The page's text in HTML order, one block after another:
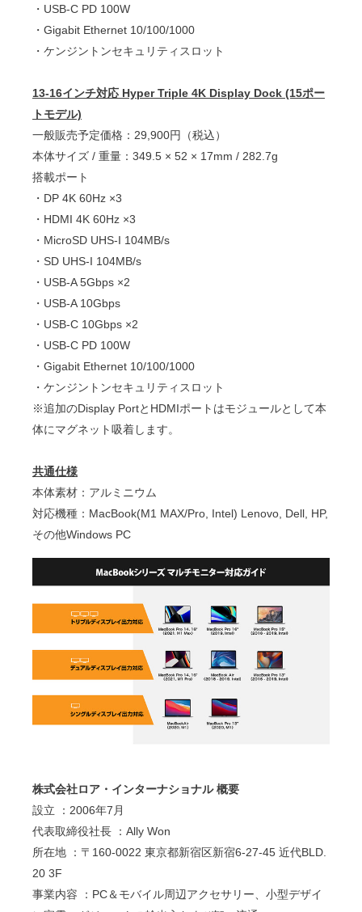
・USB-C PD 100W
・Gigabit Ethernet 10/100/1000
・ケンジントンセキュリティスロット
13-16インチ対応 Hyper Triple 4K Display Dock (15ポー
トモデル)
一般販売予定価格：29,900円（税込）
本体サイズ / 重量：349.5 × 52 × 17mm / 282.7g
搭載ポート
・DP 4K 60Hz ×3
・HDMI 4K 60Hz ×3
・MicroSD UHS-I 104MB/s
・SD UHS-I 104MB/s
・USB-A 5Gbps ×2
・USB-A 10Gbps
・USB-C 10Gbps ×2
・USB-C PD 100W
・Gigabit Ethernet 10/100/1000
・ケンジントンセキュリティスロット
※追加のDisplay PortとHDMIポートはモジュールとして本
体にマグネット吸着します。
共通仕様
本体素材：アルミニウム
対応機種：MacBook(M1 MAX/Pro, Intel) Lenovo, Dell, HP,
その他Windows PC
株式会社ロア・インターナショナル 概要
設立 ：2006年7月
代表取締役社長 ：Ally Won
所在地 ：〒160-0022 東京都新宿区新宿6-27-45 近代BLD.
20 3F
事業内容 ：PC＆モバイル周辺アクセサリー、小型デザイ